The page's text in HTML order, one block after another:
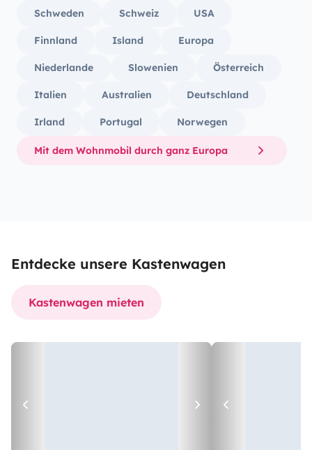
Schweden Schweiz USA
Finnland Island Europa
Niederlande Slowenien Österreich
Italien Australien Deutschland
Irland Portugal Norwegen
Mit dem Wohnmobil durch ganz Europa
Entdecke unsere Kastenwagen
Kastenwagen mieten